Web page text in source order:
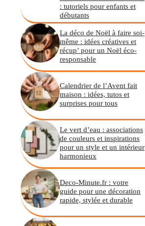
: tutoriels pour enfants et
débutants
La déco de Noël à faire soi-
même : idées créatives et
récup’ pour un Noël éco-
responsable
Calendrier de l’Avent fait
maison : idées, tutos et
surprises pour tous
Le vert d’eau : associations
de couleurs et inspirations
pour un style et un intérieur
harmonieux
Deco-Minute.fr : votre
guide pour une décoration
rapide, stylée et durable